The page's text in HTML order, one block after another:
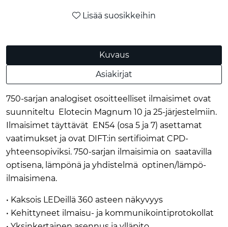
Lisää suosikkeihin
Kuvaus
Asiakirjat
750-sarjan analogiset osoitteelliset ilmaisimet ovat
suunniteltu Elotecin Magnum 10 ja 25-järjestelmiin.
Ilmaisimet täyttävät EN54 (osa 5 ja 7) asettamat
vaatimukset ja ovat DIFT:in sertifioimat CPD-
yhteensopiviksi. 750-sarjan ilmaisimia on saatavilla
optisena, lämpönä ja yhdistelmä optinen/lämpö-
ilmaisimena.
• Kaksois LEDeillä 360 asteen näkyvyys
• Kehittyneet ilmaisu- ja kommunikointiprotokollat